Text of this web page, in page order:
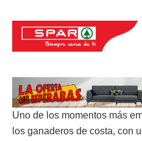
Uno de los momentos más
los ganaderos de costa, con